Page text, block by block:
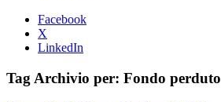
Facebook
X
LinkedIn
Tag Archivio per: Fondo perduto